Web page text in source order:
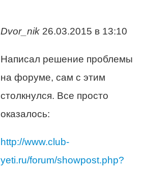
Dvor_nik 26.03.2015 в 13:10
Написал решение проблемы
на форуме, сам с этим
столкнулся. Все просто
оказалось:
http://www.club-
yeti.ru/forum/showpost.php?